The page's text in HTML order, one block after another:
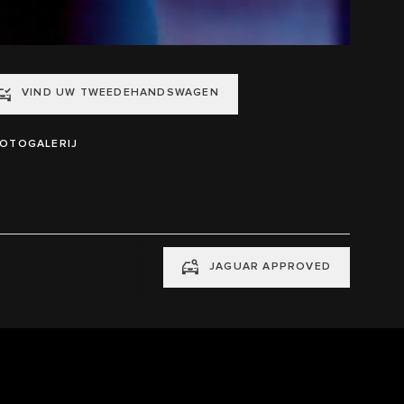
VIND UW TWEEDEHANDSWAGEN
JAGUAR APPROVED